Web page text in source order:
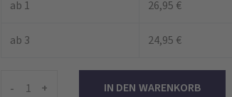
ab 1 26,95 €
ab 3 24,95 €
- +